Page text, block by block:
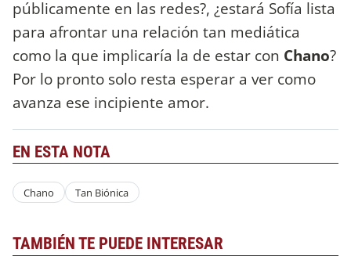
públicamente en las redes?, ¿estará Sofía lista
para afrontar una relación tan mediática
como la que implicaría la de estar con Chano?
Por lo pronto solo resta esperar a ver como
avanza ese incipiente amor.
EN ESTA NOTA
Chano Tan Biónica
TAMBIÉN TE PUEDE INTERESAR